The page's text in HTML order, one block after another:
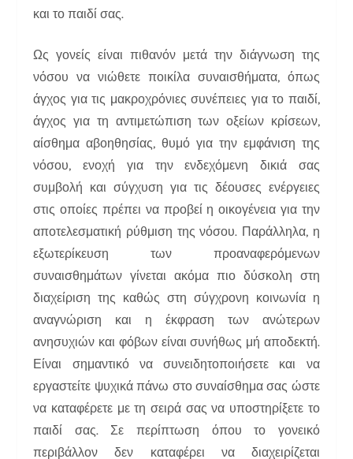
και το παιδί σας.
Ως γονείς είναι πιθανόν μετά την διάγνωση της
νόσου να νιώθετε ποικίλα συναισθήματα, όπως
άγχος για τις μακροχρόνιες συνέπειες για το παιδί,
άγχος για τη αντιμετώπιση των οξείων κρίσεων,
αίσθημα αβοηθησίας, θυμό για την εμφάνιση της
νόσου, ενοχή για την ενδεχόμενη δικιά σας
συμβολή και σύγχυση για τις δέουσες ενέργειες
στις οποίες πρέπει να προβεί η οικογένεια για την
αποτελεσματική ρύθμιση της νόσου. Παράλληλα, η
εξωτερίκευση των προαναφερόμενων
συναισθημάτων γίνεται ακόμα πιο δύσκολη στη
διαχείριση της καθώς στη σύγχρονη κοινωνία η
αναγνώριση και η έκφραση των ανώτερων
ανησυχιών και φόβων είναι συνήθως μή αποδεκτή.
Είναι σημαντικό να συνειδητοποιήσετε και να
εργαστείτε ψυχικά πάνω στο συναίσθημα σας ώστε
να καταφέρετε με τη σειρά σας να υποστηρίξετε το
παιδί σας. Σε περίπτωση όπου το γονεικό
περιβάλλον δεν καταφέρει να διαχειρίζεται